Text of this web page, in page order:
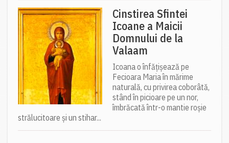
Cinstirea Sfintei
Icoane a Maicii
Domnului de la
Valaam
Icoana o înfățișează pe
Fecioara Maria în mărime
naturală, cu privirea coborâtă,
stând în picioare pe un nor,
îmbrăcată într-o mantie roșie
strălucitoare și un stihar...